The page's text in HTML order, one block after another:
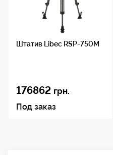
Крепление площадки: 2
Запасные винты: винт 3/8"
Штатив Libec RSP-750M
176862 грн.
Под заказ